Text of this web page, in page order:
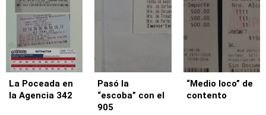
La Poceada en
la Agencia 342
Pasó la
“escoba” con el
905
“Medio loco” de
contento